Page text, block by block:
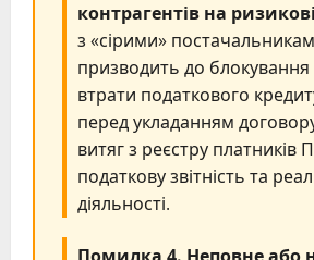
контрагентів на
з «сірими»
призводить до блокування
втрати податкового
перед укладанням
витяг з реєстру платників
податкову звітність та
діяльності.